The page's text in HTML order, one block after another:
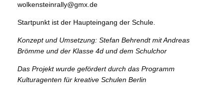
wolkensteinrally@gmx.de
Startpunkt ist der Haupteingang der Schule.
Konzept und Umsetzung: Stefan Behrendt mit Andreas
Brömme und der Klasse 4d und dem Schulchor
Das Projekt wurde gefördert durch das Programm
Kulturagenten für kreative Schulen Berlin